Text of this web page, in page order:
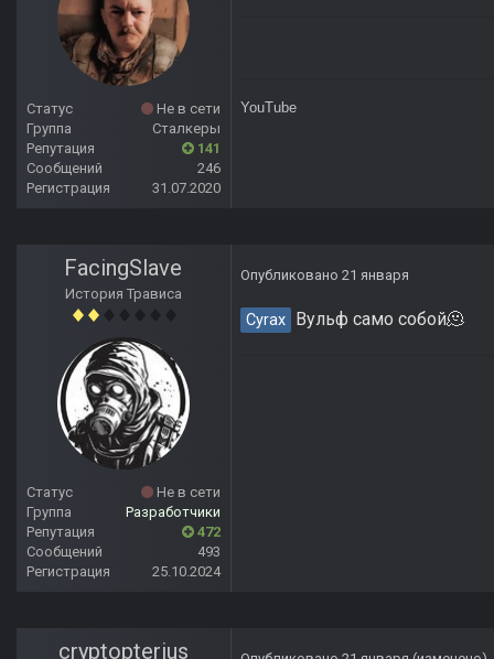
Статус
Не в сети
Группа
Сталкеры
Репутация
141
Сообщений
246
Регистрация
31.07.2020
YouTube
FacingSlave
История Трависа
Статус
Не в сети
Группа
Разработчики
Репутация
472
Сообщений
493
Регистрация
25.10.2024
Опубликовано 21 января
Cyrax Вульф само собой🫠
cryptopterius